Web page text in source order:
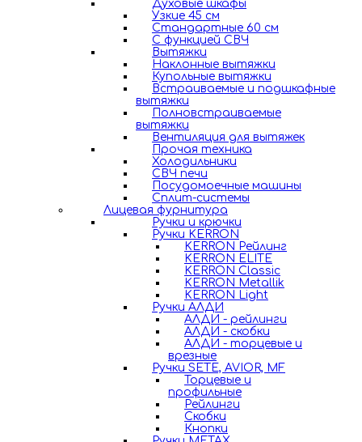
Духовые шкафы
Узкие 45 см
Стандартные 60 см
С функцией СВЧ
Вытяжки
Наклонные вытяжки
Купольные вытяжки
Встраиваемые и подшкафные
вытяжки
Полновстраиваемые
вытяжки
Вентиляция для вытяжек
Прочая техника
Холодильники
СВЧ печи
Посудомоечные машины
Сплит-системы
Лицевая фурнитура
Ручки и крючки
Ручки KERRON
KERRON Рейлинг
KERRON ELITE
KERRON Classic
KERRON Metallik
KERRON Light
Ручки АЛДИ
АЛДИ - рейлинги
АЛДИ - скобки
АЛДИ - торцевые и
врезные
Ручки SETE, AVIOR, MF
Торцевые и
профильные
Рейлинги
Скобки
Кнопки